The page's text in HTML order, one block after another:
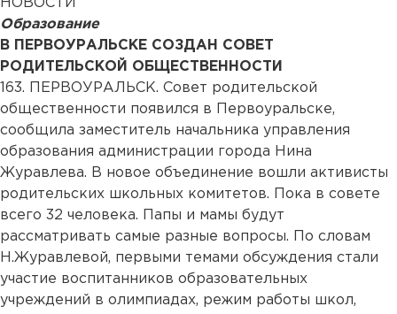
НОВОСТИ
Образование
В ПЕРВОУРАЛЬСКЕ СОЗДАН СОВЕТ
РОДИТЕЛЬСКОЙ ОБЩЕСТВЕННОСТИ
163. ПЕРВОУРАЛЬСК. Совет родительской
общественности появился в Первоуральске,
сообщила заместитель начальника управления
образования администрации города Нина
Журавлева. В новое объединение вошли активисты
родительских школьных комитетов. Пока в совете
всего 32 человека. Папы и мамы будут
рассматривать самые разные вопросы. По словам
Н.Журавлевой, первыми темами обсуждения стали
участие воспитанников образовательных
учреждений в олимпиадах, режим работы школ,